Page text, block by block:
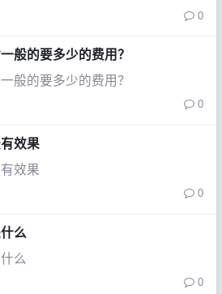
0
般的要多少的费用？
般的要多少的费用？
0
效果
效果
0
么
么
0